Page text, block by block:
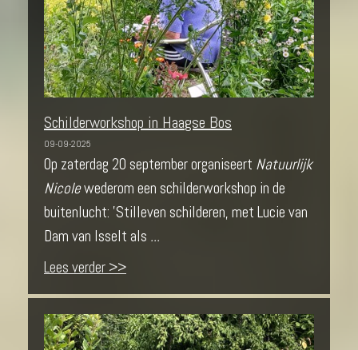
Schilderworkshop in Haagse Bos
09-09-2025
Op zaterdag 20 september organiseert Natuurlijk
Nicolewederom een schilderworkshop in de
buitenlucht: 'Stilleven schilderen, met Lucie van
Dam van Isselt als ...
Lees verder >>